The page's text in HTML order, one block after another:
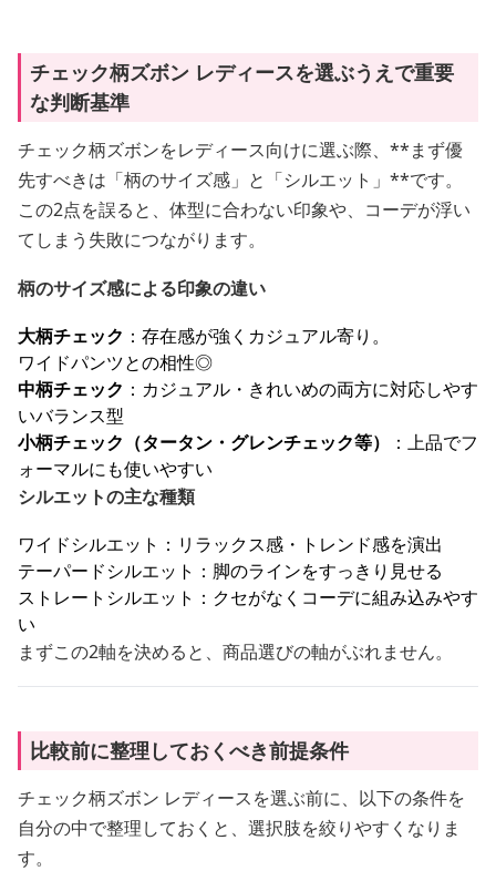
チェック柄ズボン レディースを選ぶうえで重要
な判断基準
チェック柄ズボンをレディース向けに選ぶ際、**まず優
先すべきは「柄のサイズ感」と「シルエット」**です。
この2点を誤ると、体型に合わない印象や、コーデが浮い
てしまう失敗につながります。
柄のサイズ感による印象の違い
大柄チェック ：存在感が強くカジュアル寄り。
ワイドパンツとの相性◎
中柄チェック ：カジュアル・きれいめの両方に対応しやす
いバランス型
小柄チェック（タータン・グレンチェック等）
：上品でフ
ォーマルにも使いやすい
シルエットの主な種類
ワイドシルエット：リラックス感・トレンド感を演出
テーパードシルエット：脚のラインをすっきり見せる
ストレートシルエット：クセがなくコーデに組み込みやす
い
まずこの2軸を決めると、商品選びの軸がぶれません。
比較前に整理しておくべき前提条件
チェック柄ズボン レディースを選ぶ前に、以下の条件を
自分の中で整理しておくと、選択肢を絞りやすくなりま
す。